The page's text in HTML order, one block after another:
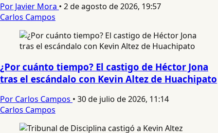
Por Javier Mora • 2 de agosto de 2026, 19:57
Carlos Campos
¿Por cuánto tiempo? El castigo de Héctor Jona
tras el escándalo con Kevin Altez de Huachipato
Por Carlos Campos • 30 de julio de 2026, 11:14
Carlos Campos